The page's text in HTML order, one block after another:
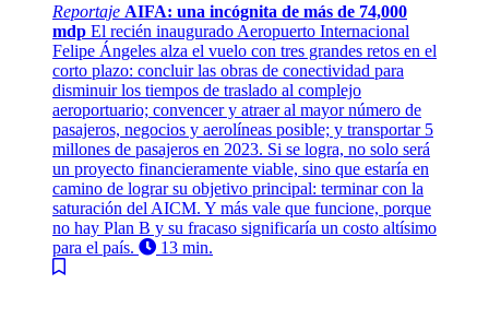
Reportaje AIFA: una incógnita de más de 74,000
mdp El recién inaugurado Aeropuerto Internacional
Felipe Ángeles alza el vuelo con tres grandes retos en el
corto plazo: concluir las obras de conectividad para
disminuir los tiempos de traslado al complejo
aeroportuario; convencer y atraer al mayor número de
pasajeros, negocios y aerolíneas posible; y transportar 5
millones de pasajeros en 2023. Si se logra, no solo será
un proyecto financieramente viable, sino que estaría en
camino de lograr su objetivo principal: terminar con la
saturación del AICM. Y más vale que funcione, porque
no hay Plan B y su fracaso significaría un costo altísimo
para el país.
13 min.